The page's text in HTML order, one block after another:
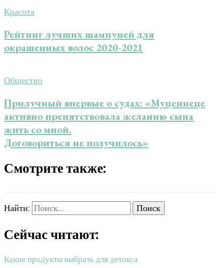
Красота
Рейтинг лучших шампуней для
окрашенных волос 2020-2021
Общество
Прилучный впервые о судах: «Муцениеце
активно препятствовала желанию сына
жить со мной.
Договориться не получилось»
Смотрите также:
Найти:
Сейчас читают:
Какие продукты выбрать для детокса